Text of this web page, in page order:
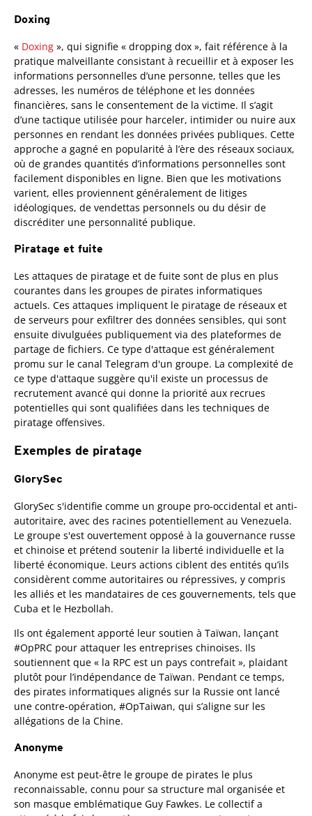
Doxing
« Doxing », qui signifie « dropping dox », fait référence à la
pratique malveillante consistant à recueillir et à exposer les
informations personnelles d’une personne, telles que les
adresses, les numéros de téléphone et les données
financières, sans le consentement de la victime. Il s’agit
d’une tactique utilisée pour harceler, intimider ou nuire aux
personnes en rendant les données privées publiques. Cette
approche a gagné en popularité à l’ère des réseaux sociaux,
où de grandes quantités d’informations personnelles sont
facilement disponibles en ligne. Bien que les motivations
varient, elles proviennent généralement de litiges
idéologiques, de vendettas personnels ou du désir de
discréditer une personnalité publique.
Piratage et fuite
Les attaques de piratage et de fuite sont de plus en plus
courantes dans les groupes de pirates informatiques
actuels. Ces attaques impliquent le piratage de réseaux et
de serveurs pour exfiltrer des données sensibles, qui sont
ensuite divulguées publiquement via des plateformes de
partage de fichiers. Ce type d'attaque est généralement
promu sur le canal Telegram d'un groupe. La complexité de
ce type d'attaque suggère qu'il existe un processus de
recrutement avancé qui donne la priorité aux recrues
potentielles qui sont qualifiées dans les techniques de
piratage offensives.
Exemples de piratage
GlorySec
GlorySec s'identifie comme un groupe pro-occidental et anti-
autoritaire, avec des racines potentiellement au Venezuela.
Le groupe s'est ouvertement opposé à la gouvernance russe
et chinoise et prétend soutenir la liberté individuelle et la
liberté économique. Leurs actions ciblent des entités qu’ils
considèrent comme autoritaires ou répressives, y compris
les alliés et les mandataires de ces gouvernements, tels que
Cuba et le Hezbollah.
Ils ont également apporté leur soutien à Taïwan, lançant
#OpPRC pour attaquer les entreprises chinoises. Ils
soutiennent que « la RPC est un pays contrefait », plaidant
plutôt pour l’indépendance de Taïwan. Pendant ce temps,
des pirates informatiques alignés sur la Russie ont lancé
une contre-opération, #OpTaiwan, qui s’aligne sur les
allégations de la Chine.
Anonyme
Anonyme est peut-être le groupe de pirates le plus
reconnaissable, connu pour sa structure mal organisée et
son masque emblématique Guy Fawkes. Le collectif a